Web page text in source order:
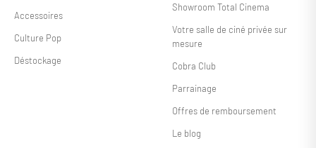
Accessoires
Culture Pop
Déstockage
Showroom Total Cinema
Votre salle de ciné privée sur
mesure
Cobra Club
Parrainage
Offres de remboursement
Le blog